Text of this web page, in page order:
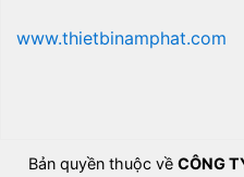
www.thietbinamphat.com
Bản quyền thuộc về CÔNG